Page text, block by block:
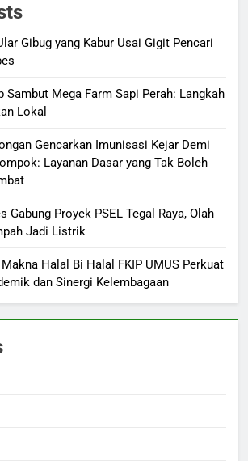
Gibug yang Kabur Usai Gigit Pencari
Sambut Mega Farm Sapi Perah: Langkah
Lokal
Gencarkan Imunisasi Kejar Demi
Layanan Dasar yang Tak Boleh
Gabung Proyek PSEL Tegal Raya, Olah
Jadi Listrik
Halal Bi Halal FKIP UMUS Perkuat
dan Sinergi Kelembagaan